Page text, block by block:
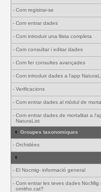
- Com registrar-se
- Com entrar dades
- Com introduir una llista completa
- Com consultar i editar dades
- Com fer consultes avançades
- Com introduir dades a l'app
- Verificacions
- Com entrar dades al mòdul de
- Com entrar dades de mortalitat a
NaturaList
Groupes taxonomiques
- Orchidées
- El Nocmig- informació general
- Com entrar les teves dades NocMig
ornitho.cat?